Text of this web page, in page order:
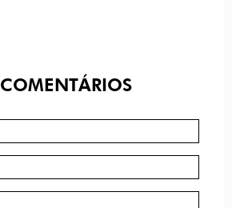
COMENTÁRIOS